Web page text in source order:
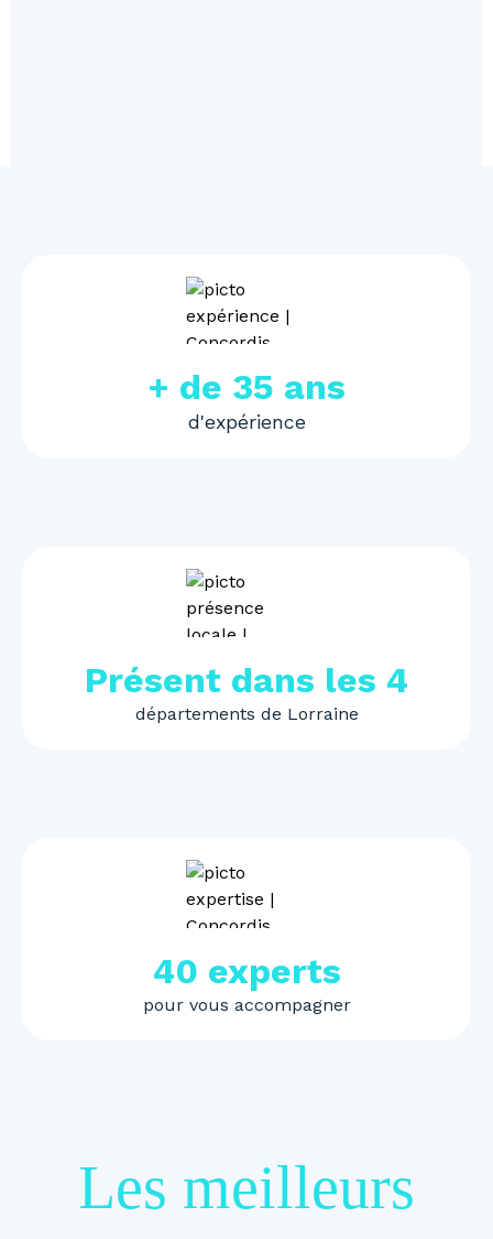
+ de 35 ans
d'expérience
Présent dans les 4
départements de Lorraine
40 experts
pour vous accompagner
Les meilleurs